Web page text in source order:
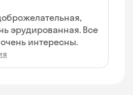
эрудированная. Все
интересны.